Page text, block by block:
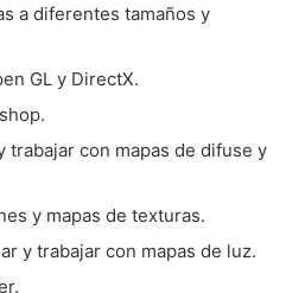
a diferentes tamaños y
GL y DirectX.
trabajar con mapas de difuse y
y mapas de texturas.
y trabajar con mapas de luz.